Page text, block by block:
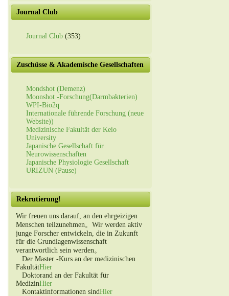
Journal Club
Journal Club (353)
Zuschüsse & Akademische Gesellschaften
Mondshot (Demenz)
Moonshot -Forschung(Darmbakterien)
WPI-Bio2q
Internationale führende Forschung (neue
Website))
Medizinische Fakultät der Keio
University
Japanische Gesellschaft für
Neurowissenschaften
Japanische Physiologie Gesellschaft
URIZUN (Pause)
Rekrutierung!
Wir freuen uns darauf, an den ehrgeizigen
Menschen teilzunehmen。Wir werden aktiv
junge Forscher entwickeln, die in Zukunft
für die Grundlagenwissenschaft
verantwortlich sein werden。
Der Master -Kurs an der medizinischen
FakultätHier
Doktorand an der Fakultät für
MedizinHier
Kontaktinformationen sindHier